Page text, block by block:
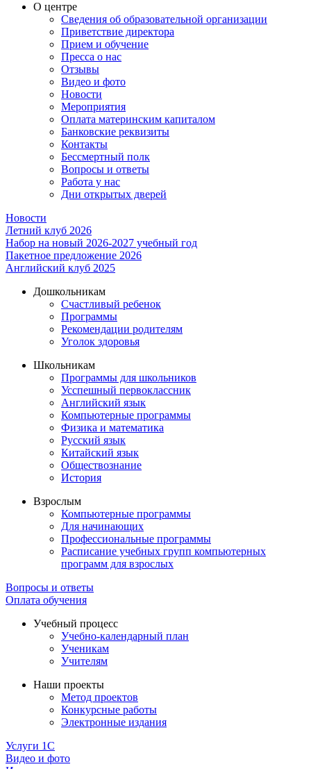
О центре
Сведения об образовательной организации
Приветствие директора
Прием и обучение
Пресса о нас
Отзывы
Видео и фото
Новости
Мероприятия
Оплата материнским капиталом
Банковские реквизиты
Контакты
Бессмертный полк
Вопросы и ответы
Работа у нас
Дни открытых дверей
Новости
Летний клуб 2026
Набор на новый 2026-2027 учебный год
Пакетное предложение 2026
Английский клуб 2025
Дошкольникам
Счастливый ребенок
Программы
Рекомендации родителям
Уголок здоровья
Школьникам
Программы для школьников
Усспешный первоклассник
Английский язык
Компьютерные программы
Физика и математика
Русский язык
Китайский язык
Обществознание
История
Взрослым
Компьютерные программы
Для начинающих
Профессиональные программы
Расписание учебных групп компьютерных
программ для взрослых
Вопросы и ответы
Оплата обучения
Учебный процесс
Учебно-календарный план
Ученикам
Учителям
Наши проекты
Метод проектов
Конкурсные работы
Электронные издания
Услуги 1C
Видео и фото